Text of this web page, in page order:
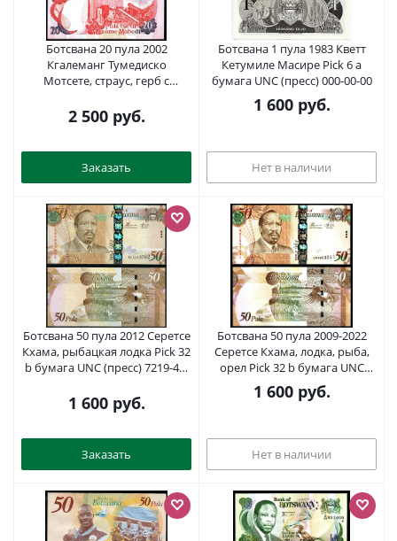
Ботсвана 20 пула 2002
Кгалеманг Тумедиско
Мотсете, страус, герб с
обратной стороне::
горнодобывающее
бумага UNC (пресс) 2197-42-2-2
2 500руб.
Заказать
Ботсвана 1 пула 1983 Кветт
Кетумиле Масире Pick 6 а
бумага UNC (пресс) 000-00-00
1 600руб.
Нет в наличии
Ботсвана 50 пула 2012 Серетсе
Кхама, рыбацкая лодка Pick 32
b бумага UNC (пресс) 7219-49-
1 600руб.
Заказать
Ботсвана 50 пула 2009-2022
Серетсе Кхама, лодка, рыба,
орел Pick 32 b бумага UNC
(пресс) 451-1196-3
1 600руб.
Нет в наличии